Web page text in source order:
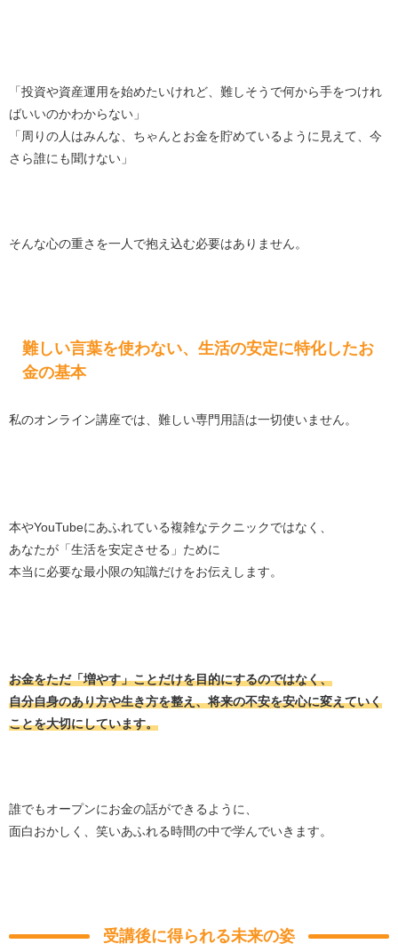
「投資や資産運用を始めたいけれど、難しそうで何から手をつけれ
ばいいのかわからない」
「周りの人はみんな、ちゃんとお金を貯めているように見えて、今
さら誰にも聞けない」
そんな心の重さを一人で抱え込む必要はありません。
難しい言葉を使わない、生活の安定に特化したお
金の基本
私のオンライン講座では、難しい専門用語は一切使いません。
本やYouTubeにあふれている複雑なテクニックではなく、
あなたが「生活を安定させる」ために
本当に必要な最小限の知識だけをお伝えします。
お金をただ「増やす」ことだけを目的にするのではなく、
自分自身のあり方や生き方を整え、将来の不安を安心に変えていく
ことを大切にしています。
誰でもオープンにお金の話ができるように、
面白おかしく、笑いあふれる時間の中で学んでいきます。
受講後に得られる未来の姿